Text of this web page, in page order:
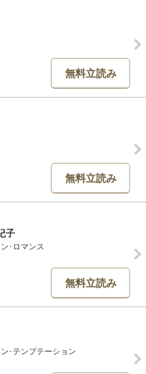
無料立読み
無料立読み
子
･ロマンス
無料立読み
･テンプテーション